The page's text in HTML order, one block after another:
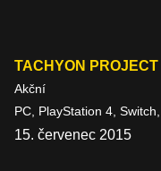
TACHYON PROJECT
Akční
PC, PlayStation 4,
15. červenec 2015